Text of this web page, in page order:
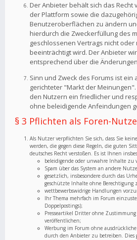
Der Anbieter behält sich das Recht
der Plattform sowie die
Benutzeroberflächen zu ändern
hierdurch die Zweckerfüllung des
geschlossenen Vertrags nicht
beeinträchtigt wird. Der Anbieter
entsprechend über die
Sinn und Zweck des Forums ist
gerichteter "Markt der
den Nutzern ein friedlicher und
ohne beleidigende Anfeindungen
§ 3 Pflichten als Foren-
Als Nutzer verpflichten Sie sich, dass Sie
werden, die gegen diese Regeln, die guten
deutsches Recht verstoßen. Es ist Ihnen
beleidigende oder unwahre Inhalte zu
Spam über das System an andere
gesetzlich, insbesondere durch das
geschützte Inhalte ohne Berechtigung
wettbewerbswidrige Handlungen
Ihr Thema mehrfach im Forum
Doppelpostings);
Presseartikel Dritter ohne
veröffentlichen;
Werbung im Forum ohne
durch den Anbieter zu betreiben. Dies